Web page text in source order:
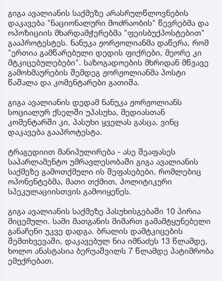
გიგა ავალიანის საქმეზე არასრულწლოვნების
დაკავება "ნაციონალური მოძრაობის" წევრებმა და
ოპოზიციის მხარდამჭერებმა "ფეისბუქპოსტებით"
გააპროტესტეს. ნანუკა ჟორჟოლიანმა დაწერა, რომ
"ერთია გამწარებული დედის ფიქრები, მეორე კი
მტკიცებულებები". საზოგადოების მხრიდან მწვავე
გამოხმაურების შემდეგ ჟორჟოლიანმა პოსტი
წაშალა და კომენტარები გათიშა.
გიგა ავალიანის დედამ ნანუკა ჟორჟოლიანს
სოციალურ ქსელში უპასუხა, მედიასთან
კომენტარში კი, პასუხი ყველას გასცა, ვინც
დაკავება გააპროტესტა.
ტრაგედიით მანიპულირება - ასე შეაფასეს
საპარლამენტო უმრავლესობაში გიგა ავალიანის
საქმეზე გამოთქმული ის შეფასებები, რომლებიც
ოპონენტებმა, მათი თქმით, პოლიტიკური
სპეკულაციისთვის გამოიყენეს.
გიგა ავალიანის საქმეზე პასუხისგებაში 10 პირია
მიცემული. სამი მათგანის მიმართ გამამტყუნებელი
განაჩენი უკვე დადგა. ბრალის დამტკიცების
შემთხვევაში, დაკავებულ ნია იმნაძეს 13 წლამდე,
ხოლო ანასტასია ბერუაშვილს 7 წლამდე პატიმრობა
ემუქრებათ.